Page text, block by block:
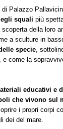
Palazzo
squali più
della loro
a sculture in
specie,
come la
educativi e
che vivono sul
i propri corpi
dei del mare.